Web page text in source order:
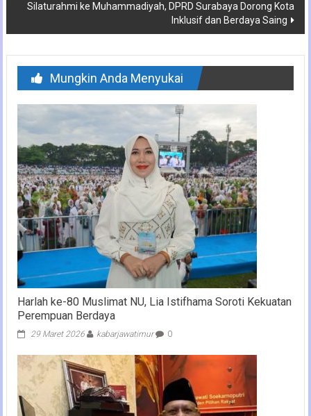
Silaturahmi ke Muhammadiyah, DPRD Surabaya Dorong Kota
Inklusif dan Berdaya Saing
Mungkin Anda Menyukai
Harlah ke-80 Muslimat NU, Lia Istifhama Soroti Kekuatan
Perempuan Berdaya
29 Maret 2026 kabarjawatimur 0